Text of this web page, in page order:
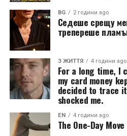
BG 2 години ago
Седеше срещу
трепереше
З ЖИТТЯ 4 години ago
For a long time, I
my card money
decided to trace
shocked me.
EN 4 години ago
The One-Day Move